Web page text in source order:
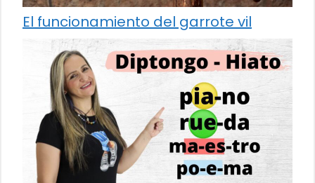
El funcionamiento del garrote vil